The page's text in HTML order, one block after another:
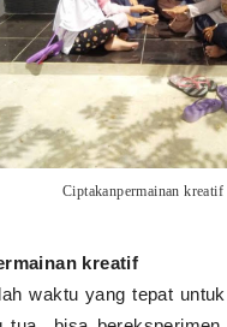
Ciptakanpermainan kreatif
kreatif
waktu yang tepat